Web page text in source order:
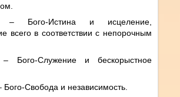
Бого-Истина и исцеление,
всего в соответствии с непорочным
Бого-Служение и бескорыстное
Свобода и независимость.